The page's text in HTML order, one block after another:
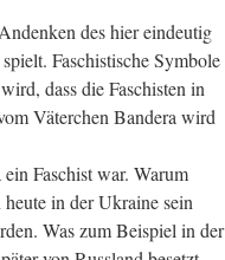
des hier eindeutig
Faschistische Symbole
dass die Faschisten in
Väterchen Bandera wird
Faschist war. Warum
in der Ukraine sein
Was zum Beispiel in der